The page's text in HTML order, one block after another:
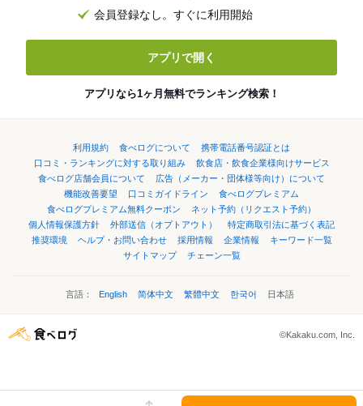
会員登録なし。すぐに利用開始
アプリで開く
アプリなら1ヶ月無料でランキング検索！
利用規約 食べログについて
携帯電話番号認証とは
口コミ・ランキングに対する取り組み
飲食店・飲食企業様向けサービス
食べログ店舗会員について
広告（メーカー・団体様等向け）について
機能改善要望
口コミガイドライン
食べログプレミアム
食べログプレミアム無料クーポン
ネット予約（リクエスト予約）
個人情報保護方針
外部送信（オプトアウト）
特定商取引法に基づく表記
推奨環境
ヘルプ・お問い合わせ 採用情報 企業情報
キーワード一覧
サイトマップ
チェーン一覧
言語： English 简体中文 繁體中文 한국어 日本語
©Kakaku.com, Inc.